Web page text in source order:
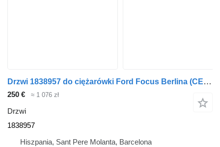
Drzwi 1838957 do ciężarówki Ford Focus Berlina (CEW)(2014->)
250 € ≈ 1 076 zł
Drzwi
1838957
Hiszpania, Sant Pere Molanta, Barcelona